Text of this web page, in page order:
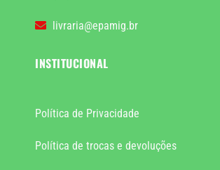
livraria@epamig.br
INSTITUCIONAL
Política de Privacidade
Política de trocas e devoluções